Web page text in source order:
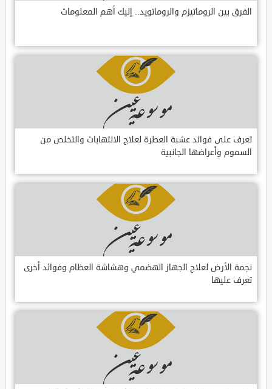
الفرق بين الروماتيزم والروماتويد.. إليك أهم المعلومات
تعرف على فوائد عشبة العطرة لعلاج الالتهابات والتخلص من
السموم وأعراضها الجانبية
نجمة الأرض لعلاج الجهاز الهضمي وهشاشة العظام وفوائد أخرى
تعرف عليها